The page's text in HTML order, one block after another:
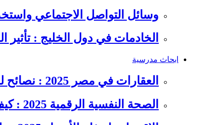
وسائل التواصل الاجتماعي
الخادمات في دول الخليج : تأثير
ابحاث مدرسية
العقارات في مصر 2025 : نصائح للشراء والاستثمار الذكي
الصحة النفسية الرقمية 2025 : كيف تؤثر السوشيال ميديا على…